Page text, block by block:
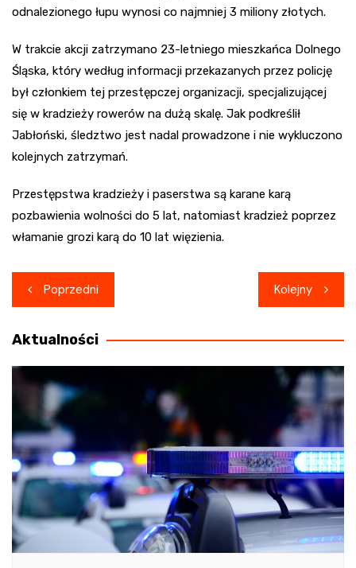
odnalezionego łupu wynosi co najmniej 3 miliony złotych.
W trakcie akcji zatrzymano 23-letniego mieszkańca Dolnego
Śląska, który według informacji przekazanych przez policję
był członkiem tej przestępczej organizacji, specjalizującej
się w kradzieży rowerów na dużą skalę. Jak podkreślił
Jabłoński, śledztwo jest nadal prowadzone i nie wykluczono
kolejnych zatrzymań.
Przestępstwa kradzieży i paserstwa są karane karą
pozbawienia wolności do 5 lat, natomiast kradzież poprzez
włamanie grozi karą do 10 lat więzienia.
Nawigacja
wpisu
Poprzedni Kolejny
Aktualności